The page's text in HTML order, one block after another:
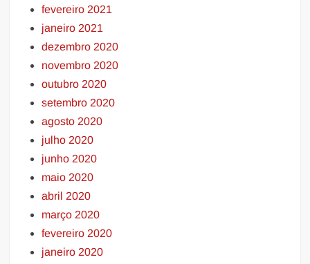
fevereiro 2021
janeiro 2021
dezembro 2020
novembro 2020
outubro 2020
setembro 2020
agosto 2020
julho 2020
junho 2020
maio 2020
abril 2020
março 2020
fevereiro 2020
janeiro 2020